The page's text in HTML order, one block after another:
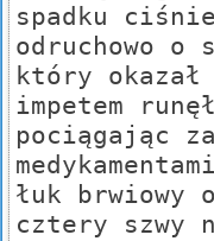
spadku
odruchowo o
który
impetem
pociągając
łuk
cztery szwy